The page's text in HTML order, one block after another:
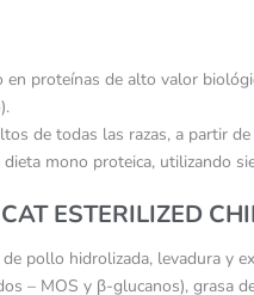
proteínas de alto valor
de todas las razas, a partir
mono proteica, utilizando
ESTERILIZED
pollo hidrolizada, levadura y
– MOS y β-glucanos), grasa